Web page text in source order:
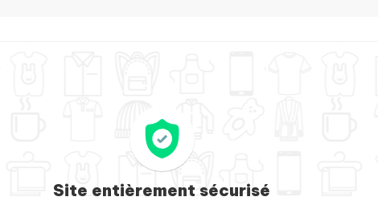
Site entièrement sécurisé